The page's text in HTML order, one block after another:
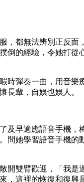
，都無法辨別正反面
倒的經驗，令她打從
時彈奏一曲，用音樂
長輩，自娛也娛人。
早適應語音手機，
她學習語音手機的
開雙臂歡迎，「我是
，這裡的恢復和復興